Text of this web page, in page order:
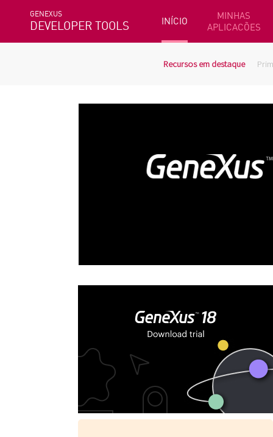
GENEXUS
DEVELOPER TOOLS INÍCIO
MINHAS
APLICACÕES
Recursos em destaque